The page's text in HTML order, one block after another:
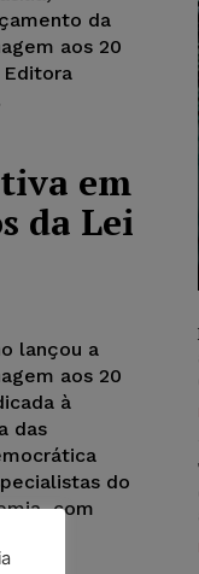
da
aos 20
Editora
em
da Lei
lançou a
aos 20
à
das
do
com